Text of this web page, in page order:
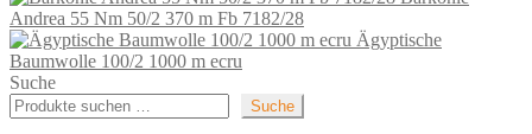
Andrea 55 Nm 50/2 370 m Fb 7182/28
Ägyptische
Baumwolle 100/2 1000 m ecru
Suche
Suche